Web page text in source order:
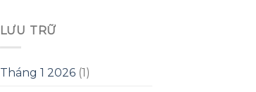
LƯU TRỮ
Tháng 1 2026(1)